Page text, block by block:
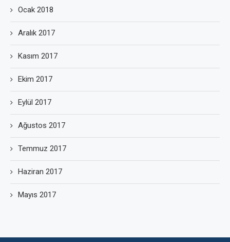
Ocak 2018
Aralık 2017
Kasım 2017
Ekim 2017
Eylül 2017
Ağustos 2017
Temmuz 2017
Haziran 2017
Mayıs 2017